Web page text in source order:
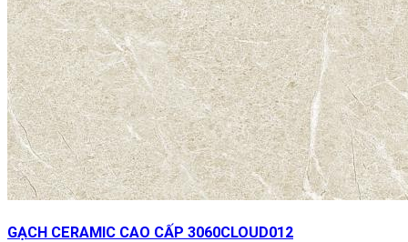
GẠCH CERAMIC CAO CẤP 3060CLOUD012